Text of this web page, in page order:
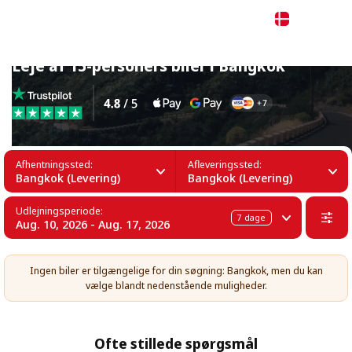
Leje af 15-personers biler i Bangkok
Afhentningssted:
Bangkok (Levering)
Afleveringssted:
Bangkok (Levering)
Udlejningsperiode:
Aug. 10, 2026 - Aug. 17, 2026 7 dage
Ingen biler er tilgængelige for din søgning: Bangkok, men du kan
vælge blandt nedenstående muligheder.
Ofte stillede spørgsmål